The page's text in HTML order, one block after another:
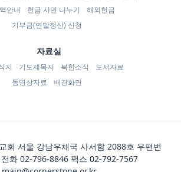
안내
헌금 사연 나누기
해외헌금
기부금(연말정산) 신청
자료실
지 기도제목지 북한소식
도서자료
동영상자료
배경화면
회 서울 강남우체국 사서함 2088호 우편번
화 02-796-8846 팩스 02-792-7567